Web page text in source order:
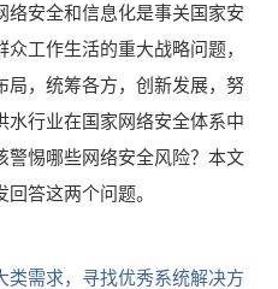
络安全和信息化是事关国家安
工作生活的重大战略问题，
局，统筹各方，创新发展，努
水行业在国家网络安全体系中
警惕哪些网络安全风险？本文
答这两个问题。
类需求，寻找优秀系统解决方